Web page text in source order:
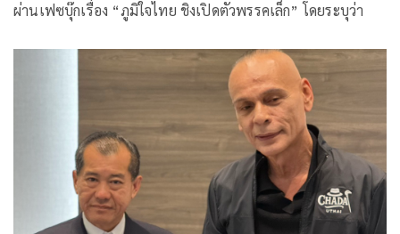
ผ่านเฟซบุ๊กเรื่อง “ภูมิใจไทย ชิงเปิดตัวพรรคเล็ก” โดยระบุว่า